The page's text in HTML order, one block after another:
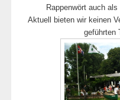
Rappenwört auch
Aktuell bieten wir keinen
geführten